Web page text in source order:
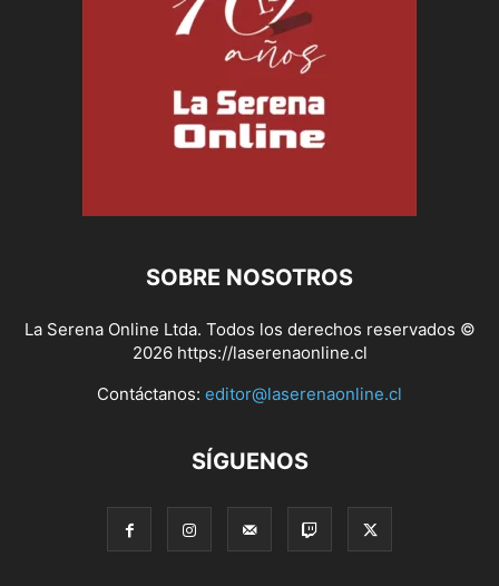
SOBRE NOSOTROS
La Serena Online Ltda. Todos los derechos reservados ©
2026 https://laserenaonline.cl
Contáctanos: editor@laserenaonline.cl
SÍGUENOS